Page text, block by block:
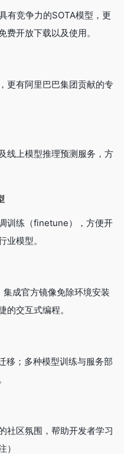
有竞争力的SOTA模型，更
开放下载以及使用。
更有阿里巴巴集团贡献的专
线上模型推理预测服务，方
训练（finetune），方便开
业模型。
成官方镜像免除环境安装
的交互式编程。
移；多种模型训练与服务部
社区氛围，帮助开发者学习
）